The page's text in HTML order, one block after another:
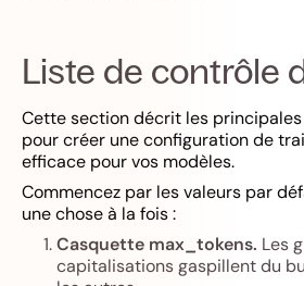
Liste de contrôle
Cette section décrit les
pour créer une configuration de
efficace pour vos modèles.
Commencez par les valeurs par
une chose à la fois :
Casquette max_tokens. Les
capitalisations gaspillent du